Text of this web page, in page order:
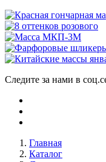
Следите за нами в
Главная
Каталог